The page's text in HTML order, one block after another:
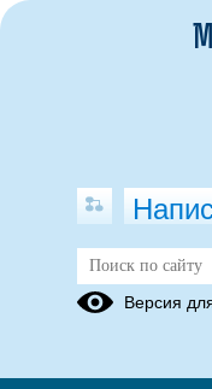
Документы
Версия